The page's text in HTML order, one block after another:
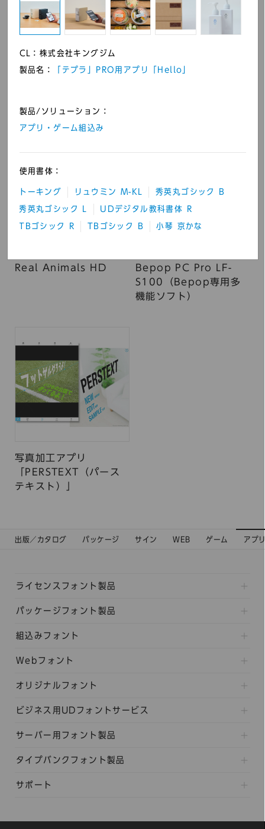
アプリ
Real Animals HD
Bepop PC Pro LF-
S100（Bepop専用多
機能ソフト）
写真加工アプリ
「PERSTEXT（パース
テキスト）」
出版／カタログ パッケージ サイン WEB ゲーム アプ
ライセンスフォント製品
パッケージフォント製品
組込みフォント
Webフォント
オリジナルフォント
ビジネス用UDフォントサービス
サーバー用フォント製品
タイプバンクフォント製品
サポート
CL：株式会社キングジム
製品名：
「テプラ」PRO用アプリ「Hello」
製品/ソリューション：
アプリ・ゲーム組込み
使用書体：
トーキング リュウミン M-KL 秀英丸ゴシック B
秀英丸ゴシック L UDデジタル教科書体 R
TBゴシック R TBゴシック B 小琴 京かな